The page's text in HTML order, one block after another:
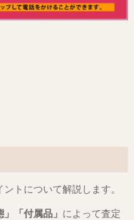
トについて解説します。
」「付属品」 によって査定